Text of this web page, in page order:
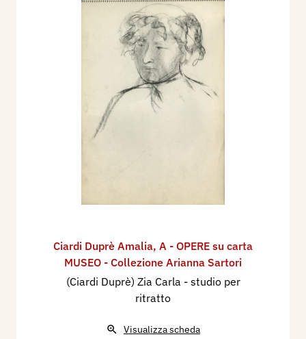
Ciardi Duprè Amalia, A - OPERE su carta
MUSEO - Collezione Arianna Sartori
(Ciardi Duprè) Zia Carla - studio per
ritratto
Visualizza scheda